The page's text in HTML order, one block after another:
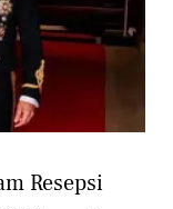
Resepsi